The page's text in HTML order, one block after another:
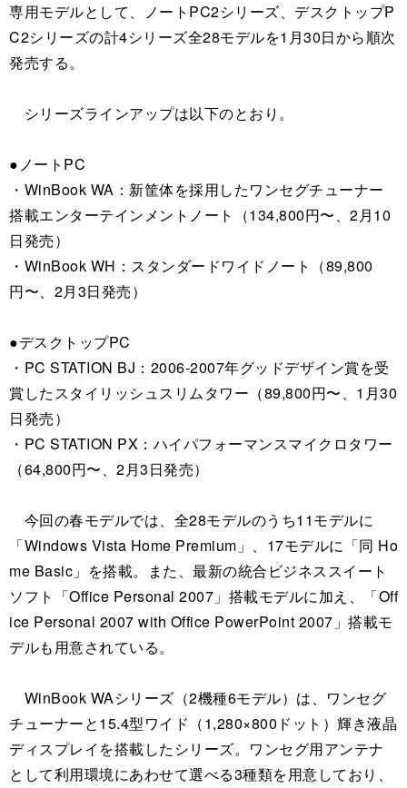
専用モデルとして、ノートPC2シリーズ、デスクトップP
C2シリーズの計4シリーズ全28モデルを1月30日から順次
発売する。
シリーズラインアップは以下のとおり。
●ノートPC
・WinBook WA：新筐体を採用したワンセグチューナー
搭載エンターテインメントノート（134,800円〜、2月10
日発売）
・WinBook WH：スタンダードワイドノート（89,800
円〜、2月3日発売）
●デスクトップPC
・PC STATION BJ：2006-2007年グッドデザイン賞を受
賞したスタイリッシュスリムタワー（89,800円〜、1月30
日発売）
・PC STATION PX：ハイパフォーマンスマイクロタワー
（64,800円〜、2月3日発売）
今回の春モデルでは、全28モデルのうち11モデルに
「Windows Vista Home Premium」、17モデルに「同 Ho
me Basic」を搭載。また、最新の統合ビジネススイート
ソフト「Office Personal 2007」搭載モデルに加え、「Off
ice Personal 2007 with Office PowerPoint 2007」搭載モ
デルも用意されている。
WinBook WAシリーズ（2機種6モデル）は、ワンセグ
チューナーと15.4型ワイド（1,280×800ドット）輝き液晶
ディスプレイを搭載したシリーズ。ワンセグ用アンテナ
として利用環境にあわせて選べる3種類を用意しており、